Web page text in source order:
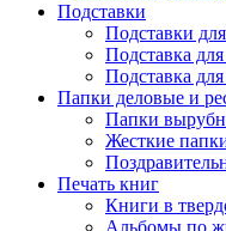
Подставки
Подставки
Подставка
Подставка
Папки деловые и
Папки
Жесткие
Печать книг
Книги в
Альбомы по